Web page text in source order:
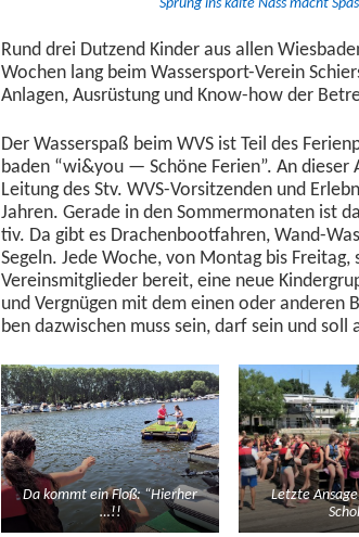
Sprung ins kalte Nass macht
Rund drei Dutzend Kinder aus allen
Wochen lang beim Wasser­sport-Vere­in
Anla­gen, Aus­rüs­tung und Know-how der
Der Wasserspaß beim WVS ist Teil des
baden “wi&you — Schöne Ferien”. An
Leitung des Stv. WVS-Vor­sitzen­den und
Jahren. Ger­ade in den Som­mer­monat­en ist
tiv. Da gibt es Drachen­boot­fahren, Wand-
Segeln. Jede Woche, von Mon­tag bis
Vere­ins­mit­glieder bere­it, eine neue
und Vergnü­gen mit dem einen oder
ben dazwis­chen muss sein, darf sein und soll
Da kommt ein Floß: “Hier­her
…!!
Let­zte